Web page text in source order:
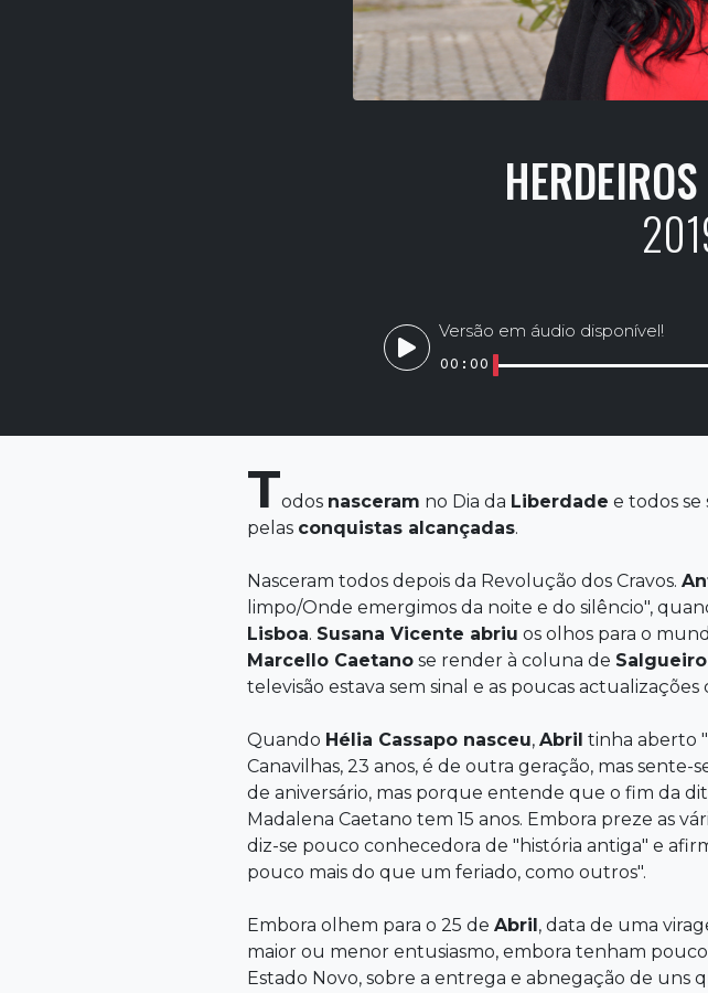
Versão em áudio disponível!
00:00
Todos nasceram no Dia da Liberdade e todos
pelas conquistas alcançadas.
Nasceram todos depois da Revolução dos Cravos.
limpo/Onde emergimos da noite e do silêncio",
Lisboa. Susana Vicente abriu os olhos para o
Marcello Caetano se render à coluna de
televisão estava sem sinal e as poucas
Quando Hélia Cassapo nasceu, Abril tinha aberto
Canavilhas, 23 anos, é de outra geração, mas sente-
de aniversário, mas porque entende que o fim da
Madalena Caetano tem 15 anos. Embora preze as
diz-se pouco conhecedora de "história antiga" e
pouco mais do que um feriado, como outros".
Embora olhem para o 25 de Abril, data de uma
maior ou menor entusiasmo, embora tenham
Estado Novo, sobre a entrega e abnegação de uns